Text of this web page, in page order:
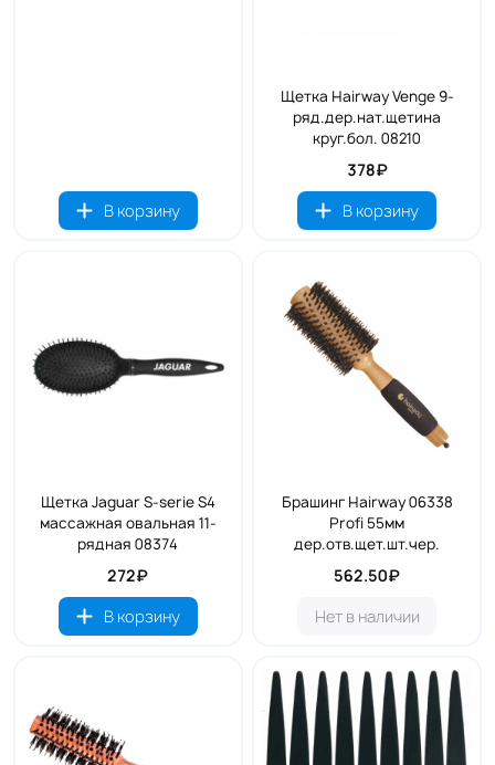
В корзину
Щетка Hairway Venge 9-
ряд.дер.нат.щетина
круг.бол. 08210
378₽
В корзину
Щетка Jaguar S-serie S4
массажная овальная 11-
рядная 08374
272₽
В корзину
Брашинг Hairway 06338
Profi 55мм
дер.отв.щет.шт.чер.
562.50₽
Нет в наличии